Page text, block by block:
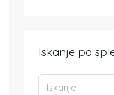
Iskanje po